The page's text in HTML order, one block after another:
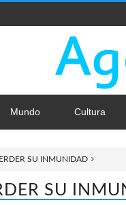
Mundo Cultura
SU INMUNIDAD
SU